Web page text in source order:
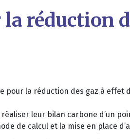
réduction
pour la réduction des gaz à effet
leur bilan carbone d’un
de calcul et la mise en place